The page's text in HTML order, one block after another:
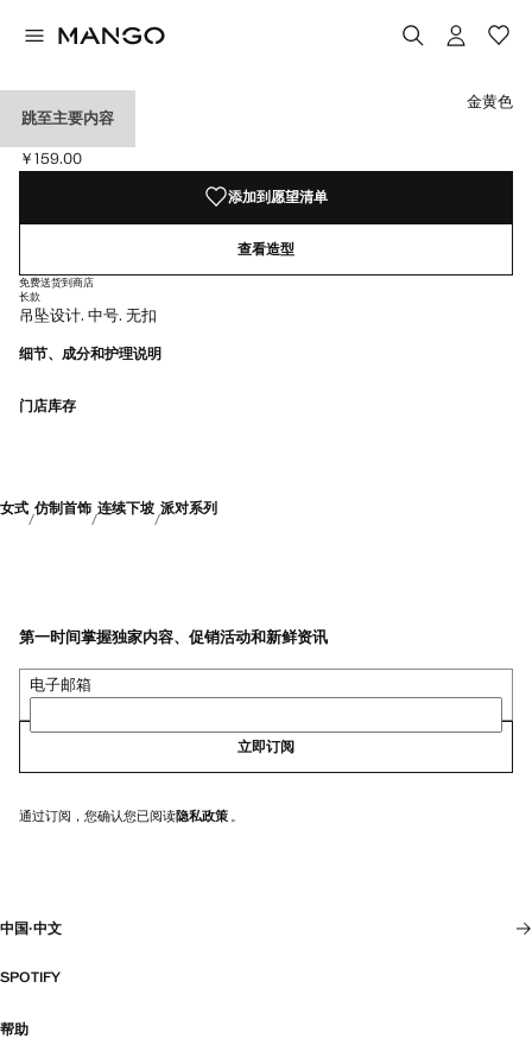
跳至主要内容
混合吊坠耳环
当前价格 [￥159.00 ]
￥159.00
选择颜色
金黄色
添加到愿望清单
查看造型
免费送货到商店
长款
吊坠设计. 中号. 无扣
细节、成分和护理说明
门店库存
女式 仿制首饰 连续下坡 派对系列
第一时间掌握独家内容、促销活动和新鲜资讯
电子邮箱
立即订阅
通过订阅，您确认您已阅读隐私政策
中国·中文
SPOTIFY
帮助